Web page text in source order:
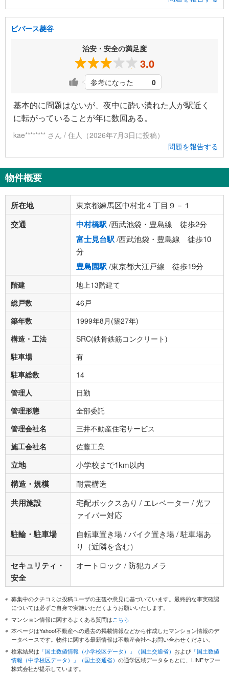
ビバース菱谷
治安・安全の満足度
3.0
参考になった 0
基本的に問題はないが、夜中に酔い潰れた人が駅近く
に転がっていることが年に数回ある。
kae******** さん / 住人（2026年7月3日に投稿）
問題を報告する
物件概要
所在地 東京都練馬区中村北４丁目９－１
交通 中村橋駅/西武池袋・豊島線 徒歩2分
富士見台駅/西武池袋・豊島線 徒歩10
分
豊島園駅/東京都大江戸線 徒歩19分
階建
地上13階建て
総戸数
46戸
築年数
1999年8月(築27年)
構造・工法
SRC(鉄骨鉄筋コンクリート)
駐車場
有
駐車総数
14
管理人
日勤
管理形態
全部委託
管理会社名
三井不動産住宅サービス
施工会社名
佐藤工業
立地 小学校まで1km以内
構造・規模 耐震構造
共用施設
宅配ボックスあり / エレベーター / 光フ
ァイバー対応
駐輪・駐車場
自転車置き場 / バイク置き場 / 駐車場あ
り（近隣を含む）
セキュリティ・
安全
オートロック / 防犯カメラ
募集中のクチコミは投稿ユーザの主観や意見に基づいています。最終的な事実確認
については必ずご自身で実施いただくようお願いいたします。
マンション情報に関するよくある質問はこちら
本ページはYahoo!不動産への過去の掲載情報などから作成したマンション情報のデ
ータベースです。物件に関する最新情報は不動産会社へお問い合わせください。
検索結果は 「国土数値情報（小学校区データ）」（国土交通省） および 「国土数値
情報（中学校区データ）」（国土交通省） の通学区域データをもとに、LINEヤフー
株式会社が提示しています。